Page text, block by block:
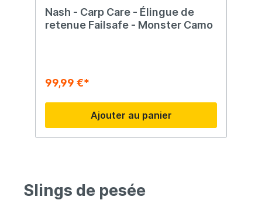
Nash - Carp Care - Élingue de
retenue Failsafe - Monster Camo
99,99 €*
Ajouter au panier
Slings de pesée